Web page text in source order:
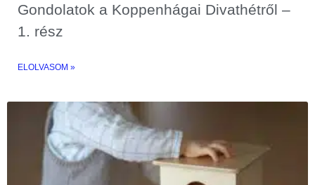
Gondolatok a Koppenhágai Divathétről –
1. rész
ELOLVASOM »